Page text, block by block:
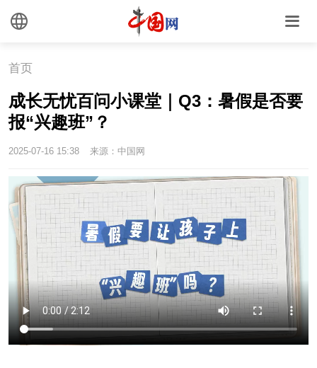
首页
成长无忧百问小课堂｜Q3：暑假是否要
报“兴趣班”？
2025-07-16 15:38 来源：中国网